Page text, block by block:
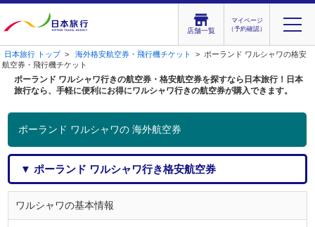
店舗一覧
マイページ
（予約確認）
日本旅行 トップ > 海外格安航空券・飛行機チケット
> ポーランド ワルシャワの格安
航空券・飛行機チケット
ポーランド ワルシャワ行きの航空券・格安航空券を探すなら日本旅行！日本
旅行なら、手軽に便利にお得にワルシャワ行きの航空券が購入できます。
ポーランド ワルシャワの 海外航空券
▼ ポーランド ワルシャワ行き格安航空券
ワルシャワの基本情報